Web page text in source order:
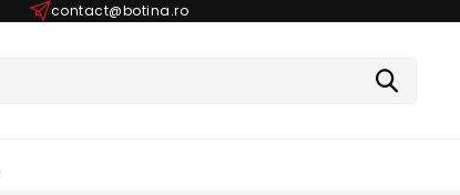
contact@botina.ro